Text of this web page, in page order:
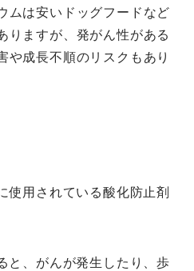
ムは安いドッグフードなど
りますが、発がん性がある
や成長不順のリスクもあり
使用されている酸化防止剤
と、がんが発生したり、歩